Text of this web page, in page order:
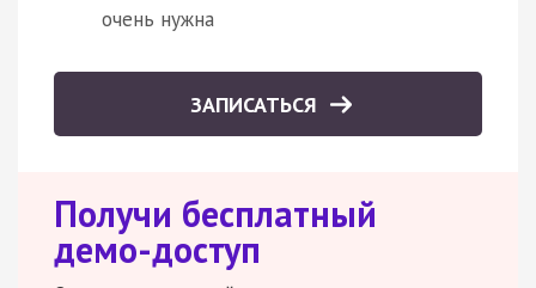
очень нужна
ЗАПИСАТЬСЯ
Получи бесплатный
демо-доступ